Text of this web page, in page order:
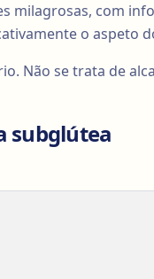
milagrosas, com
o aspeto
Não se trata de
subglútea